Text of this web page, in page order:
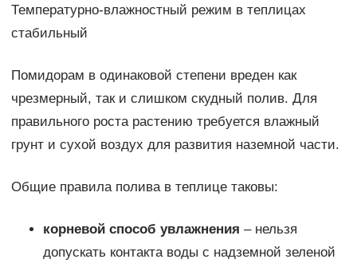
Температурно-влажностный режим в теплицах
стабильный
Помидорам в одинаковой степени вреден как
чрезмерный, так и слишком скудный полив. Для
правильного роста растению требуется влажный
грунт и сухой воздух для развития наземной части.
Общие правила полива в теплице таковы:
корневой способ увлажнения – нельзя
допускать контакта воды с надземной зеленой